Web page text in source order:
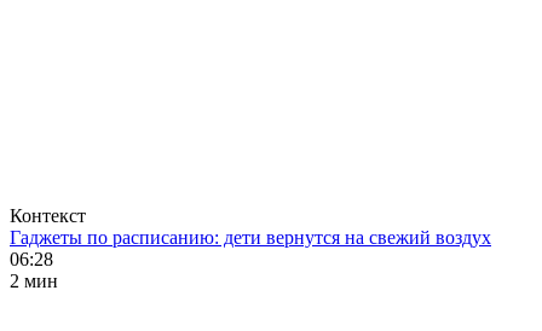
Контекст
Гаджеты по расписанию: дети вернутся на свежий воздух
06:28
2 мин